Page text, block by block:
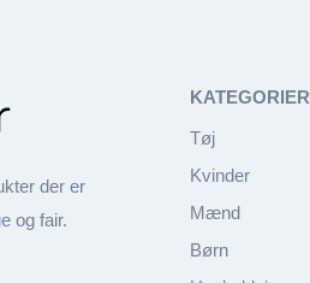
der er
og fair.
KATEGORIER
Tøj
Kvinder
Mænd
Børn